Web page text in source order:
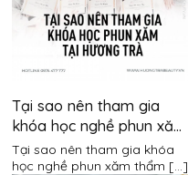
Tại sao nên tham gia
khóa học nghề phun xăm
thẩm mỹ tại Hương Trà?
Tại sao nên tham gia khóa
học nghề phun xăm thẩm [...]